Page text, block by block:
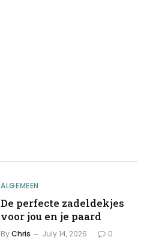
ALGEMEEN
De perfecte zadeldekjes
voor jou en je paard
ByChris July 14, 2026 0